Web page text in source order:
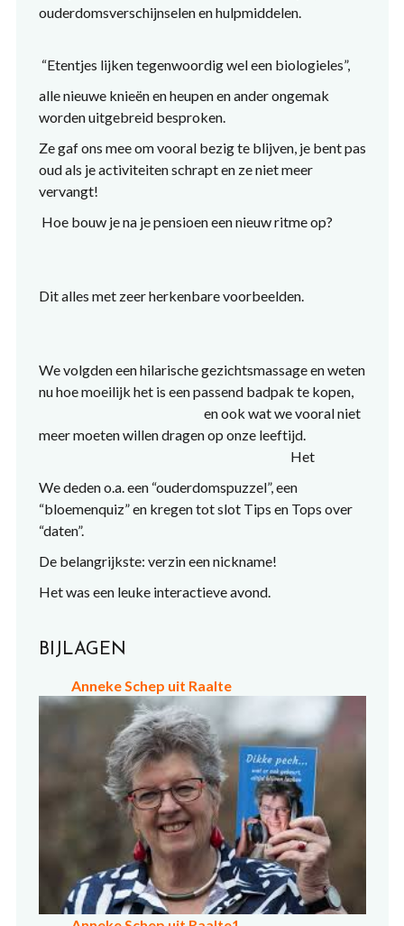
ouderdomsverschijnselen en hulpmiddelen.
“Etentjes lijken tegenwoordig wel een biologieles”,
alle nieuwe knieën en heupen en ander ongemak
worden uitgebreid besproken.
Ze gaf ons mee om vooral bezig te blijven, je bent pas
oud als je activiteiten schrapt en ze niet meer
vervangt!
Hoe bouw je na je pensioen een nieuw ritme op?
Dit alles met zeer herkenbare voorbeelden.
We volgden een hilarische gezichtsmassage en weten
nu hoe moeilijk het is een passend badpak te kopen,
en ook wat we vooral niet
meer moeten willen dragen op onze leeftijd.
Het
We deden o.a. een “ouderdomspuzzel”, een
“bloemenquiz” en kregen tot slot Tips en Tops over
“daten”.
De belangrijkste: verzin een nickname!
Het was een leuke interactieve avond.
BIJLAGEN
Anneke Schep uit Raalte